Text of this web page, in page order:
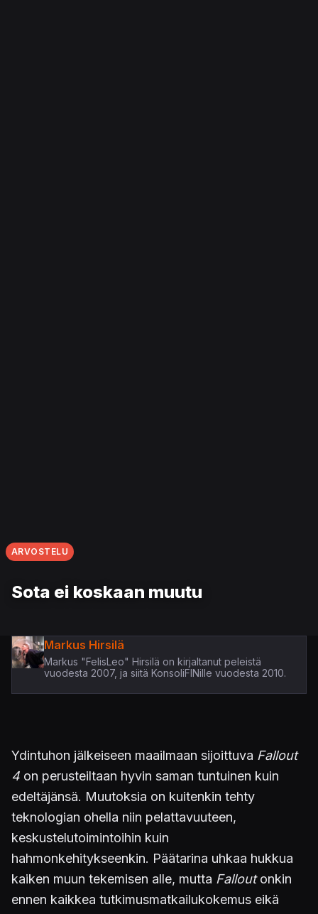
ARVOSTELU
Sota ei koskaan muutu
Markus Hirsilä
Markus "FelisLeo" Hirsilä on kirjaltanut peleistä
vuodesta 2007, ja siitä KonsoliFINille vuodesta 2010.
Ydintuhon jälkeiseen maailmaan sijoittuva Fallout
4 on perusteiltaan hyvin saman tuntuinen kuin
edeltäjänsä. Muutoksia on kuitenkin tehty
teknologian ohella niin pelattavuuteen,
keskustelutoimintoihin kuin
hahmonkehitykseenkin. Päätarina uhkaa hukkua
kaiken muun tekemisen alle, mutta Falloutonkin
ennen kaikkea tutkimusmatkailukokemus eikä